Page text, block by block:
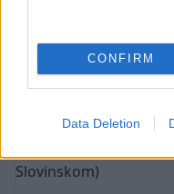
CONFIRM
Data Deletion
metrov vysoký vodopád
národnom parku
[https://
viditeľný z cesty,